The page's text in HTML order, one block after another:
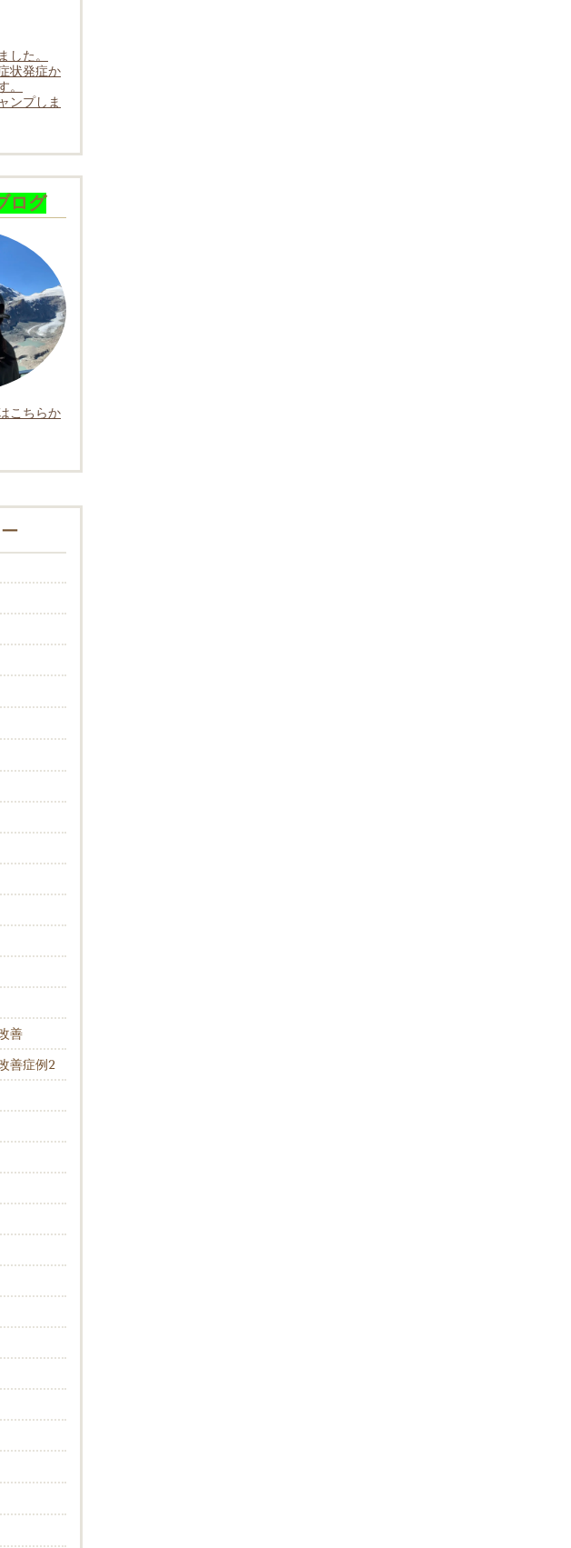
した。
状発症か
。
ンプしま
ログ
こちらか
善
善症例2